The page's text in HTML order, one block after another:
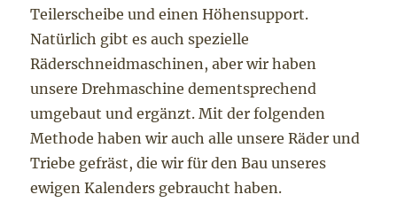
Teilerscheibe und einen Höhensupport.
Natürlich gibt es auch spezielle
Räderschneidmaschinen, aber wir haben
unsere Drehmaschine dementsprechend
umgebaut und ergänzt. Mit der folgenden
Methode haben wir auch alle unsere Räder und
Triebe gefräst, die wir für den Bau unseres
ewigen Kalenders gebraucht haben.